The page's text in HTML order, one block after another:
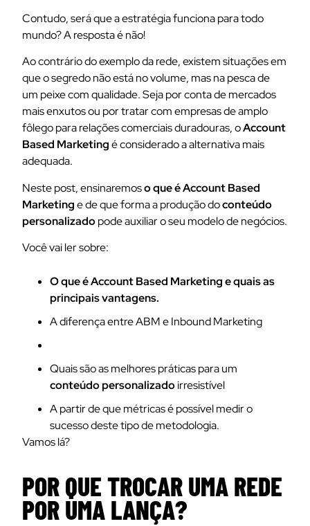
Contudo, será que a estratégia funciona para todo
mundo? A resposta é não!
Ao contrário do exemplo da rede, existem situações em
que o segredo não está no volume, mas na pesca de
um peixe com qualidade. Seja por conta de mercados
mais enxutos ou por tratar com empresas de amplo
fôlego para relações comerciais duradouras, oAccount
Based Marketingé considerado a alternativa mais
adequada.
Neste post, ensinaremoso que é Account Based
Marketinge de que forma a produção doconteúdo
personalizadopode auxiliar o seu modelo de negócios.
Você vai ler sobre:
O que é Account Based Marketing e quais as
principais vantagens.
A diferença entre ABM e Inbound Marketing
Quais são as melhores práticas para um
conteúdo personalizadoirresistível
A partir de que métricas é possível medir o
sucesso deste tipo de metodologia.
Vamos lá?
POR QUE TROCAR UMA REDE
POR UMA LANÇA?